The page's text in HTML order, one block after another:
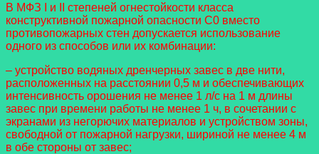
В МФЗ I и II степеней огнестойкости класса
конструктивной пожарной опасности С0 вместо
противопожарных стен допускается использование
одного из способов или их комбинации:
– устройство водяных дренчерных завес в две нити,
расположенных на расстоянии 0,5 м и обеспечивающих
интенсивность орошения не менее 1 л/с на 1 м длины
завес при времени работы не менее 1 ч, в сочетании с
экранами из негорючих материалов и устройством зоны,
свободной от пожарной нагрузки, шириной не менее 4 м
в обе стороны от завес;